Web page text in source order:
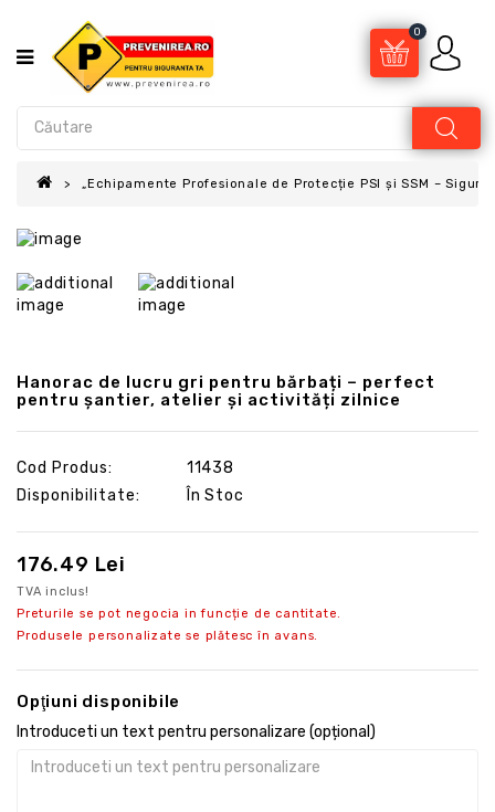
0
„Echipamente Profesionale de Protecție PSI și SSM –
Hanorac de lucru gri pentru bărbați – perfect
pentru șantier, atelier și activități zilnice
Cod Produs:
11438
Disponibilitate:
În Stoc
176.49 Lei
TVA inclus!
Preturile se pot negocia in funcție de cantitate.
Produsele personalizate se plătesc în avans.
Opţiuni disponibile
Introduceti un text pentru personalizare (opțional)